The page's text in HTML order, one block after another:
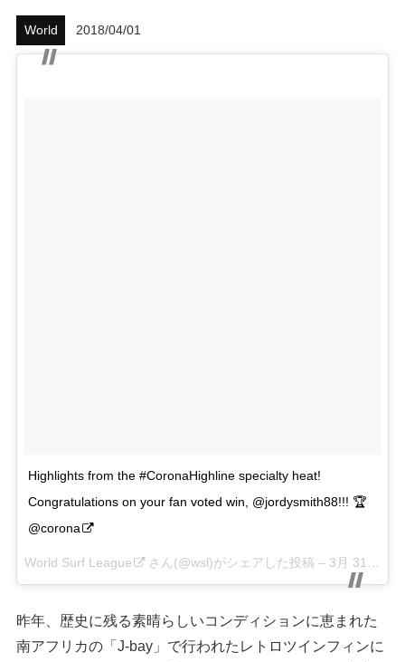
World 2018/04/01
Highlights from the #CoronaHighline specialty heat!
Congratulations on your fan voted win, @jordysmith88!!! 🏆
@corona
World Surf League さん(@wsl)がシェアした投稿 – 3月 31, 2018 at 7:45午後 PDT
昨年、歴史に残る素晴らしいコンディションに恵まれた
南アフリカの「J-bay」で行われたレトロツインフィンに
ホリデースタイル